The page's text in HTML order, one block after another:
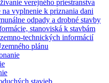
verejného priestranstva
na vyplnenie k priznania dani
odpady a drobné stavby
stanoviská k stavbám
technických informácií
plánu
stavieb